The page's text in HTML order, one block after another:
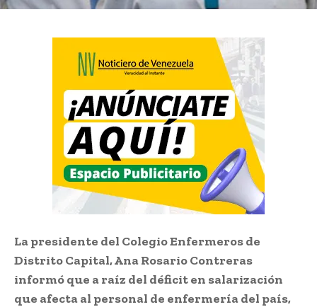
La presidente del Colegio Enfermeros de
Distrito Capital, Ana Rosario Contreras
informó que a raíz del déficit en salarización
que afecta al personal de enfermería del país,